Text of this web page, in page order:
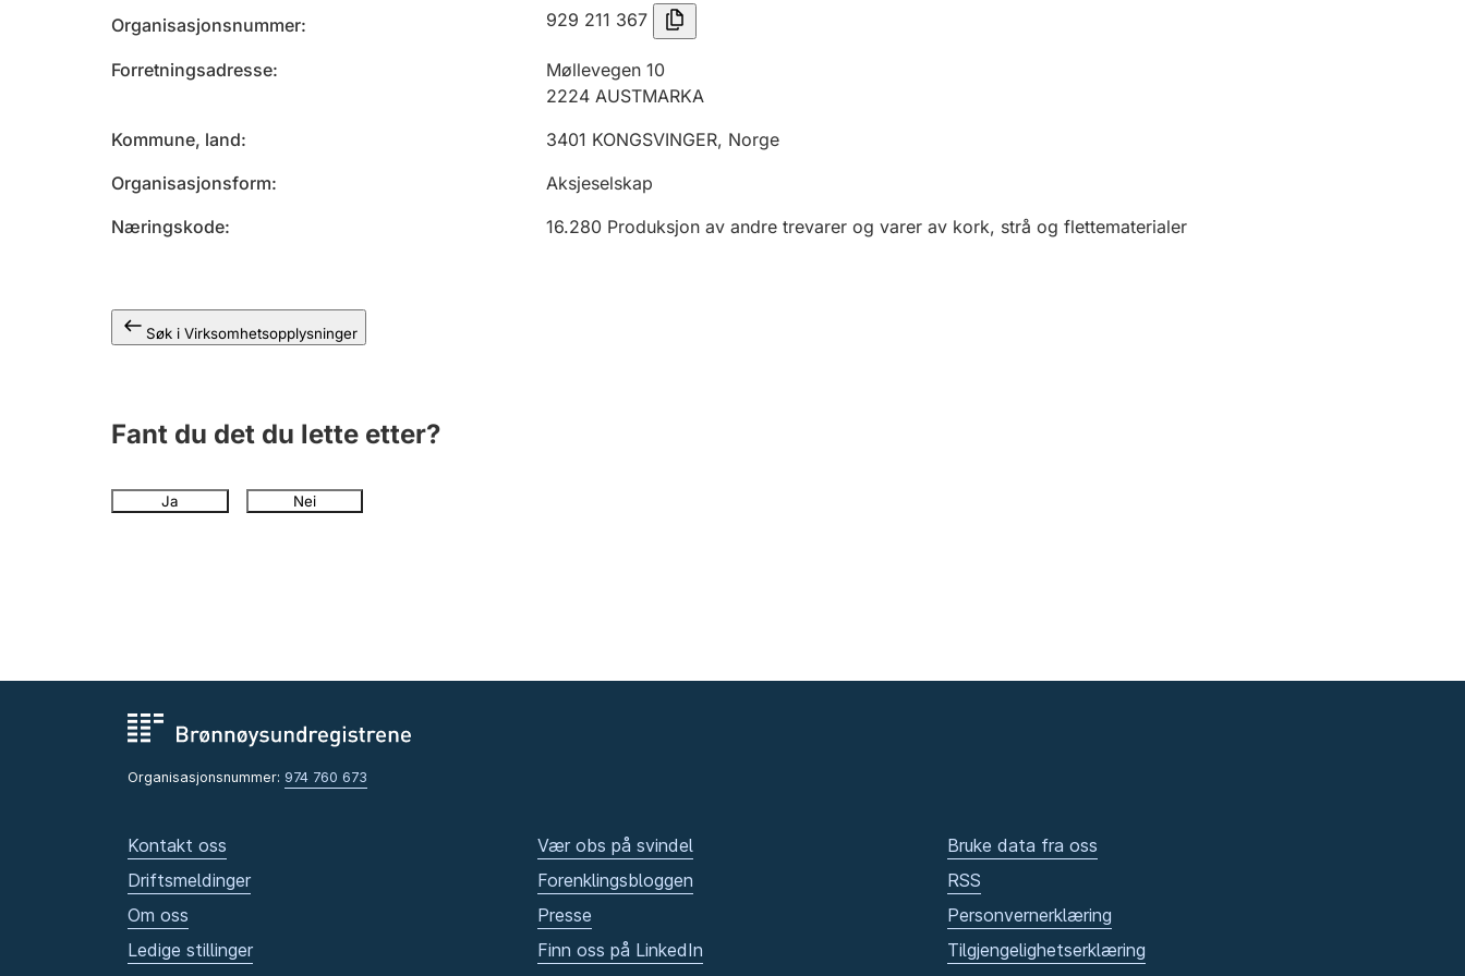
Organisasjonsnummer 929 211 367
Forretningsadresse
Møllevegen 10
2224 AUSTMARKA
Kommune, land
3401 KONGSVINGER, Norge
Organisasjonsform
Aksjeselskap
Næringskode
16.280 Produksjon av andre trevarer og varer av kork, strå og flettematerialer
Søk i Virksomhetsopplysninger
Fant du det du lette etter?
Ja Nei
Organisasjonsnummer: 974 760 673
Kontakt oss
Driftsmeldinger
Om oss
Ledige stillinger
Vær obs på svindel
Forenklingsbloggen
Presse
Finn oss på LinkedIn
Bruke data fra oss
RSS
Personvernerklæring
Tilgjengelighetserklæring